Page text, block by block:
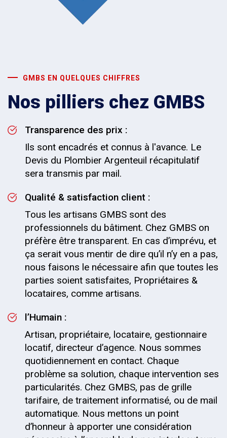
GMBS EN QUELQUES CHIFFRES
Nos pilliers chez GMBS
Transparence des prix :
Ils sont encadrés et connus à l'avance. Le
Devis du Plombier Argenteuil récapitulatif
sera transmis par mail.
Qualité & satisfaction client :
Tous les artisans GMBS sont des
professionnels du bâtiment. Chez GMBS on
préfère être transparent. En cas d’imprévu, et
ça serait vous mentir de dire qu’il n’y en a pas,
nous faisons le nécessaire afin que toutes les
parties soient satisfaites, Propriétaires &
locataires, comme artisans.
l’Humain :
Artisan, propriétaire, locataire, gestionnaire
locatif, directeur d’agence. Nous sommes
quotidiennement en contact. Chaque
problème sa solution, chaque intervention ses
particularités. Chez GMBS, pas de grille
tarifaire, de traitement informatisé, ou de mail
automatique. Nous mettons un point
d’honneur à apporter une considération